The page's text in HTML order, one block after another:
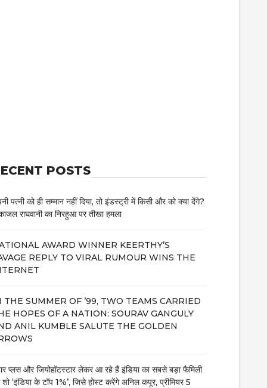
POSTS
पत्नी को ही सम्मान नहीं दिया, तो इंडस्ट्री में किसी और को क्या देंगे?
राघवानी का निरहुआ पर तीखा हमला
AWARD WINNER KEERTHY’S
REPLY TO VIRAL RUMOUR WINS THE
THE SUMMER OF ’99, TWO TEAMS CARRIED
HOPES OF A NATION: SOURAV GANGULY
ANIL KUMBLE SALUTE THE GOLDEN
प्लस और जियोहॉटस्टार लेकर आ रहे हैं इंडिया का सबसे बड़ा फैमिली
‘इंडिया के टॉप 1%’, जिसे होस्ट करेंगे अनिल कपूर, प्रीमियर 5